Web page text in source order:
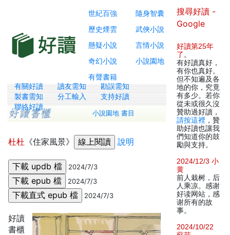
世紀百強
隨身智囊
歷史煙雲
武俠小說
懸疑小說
言情小說
奇幻小說
小說園地
有聲書籍
有關好讀 讀友需知
勘誤需知
製書需知
分工輸入
支持好讀
聯絡好讀
小說園地 書目
杜杜 《住家風景》 說明
2024/7/3
2024/7/3
2024/7/3
好讀
書櫃
搜尋好讀 -
Google
好讀第25年
了 。
有好讀真好，
有你也真好。
但不知遍及各
地的你，究竟
有多少。若你
從未或很久沒
贊助過好讀，
請按這裡 ，贊
助好讀也讓我
們知道你的鼓
勵與支持。
2024/12/3 小
黄
前人栽树，后
人乘凉。感谢
好读网站，感
谢所有的故
事。
2024/10/22